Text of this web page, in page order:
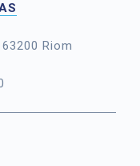
Riom